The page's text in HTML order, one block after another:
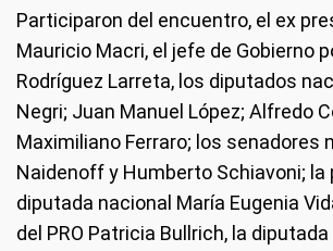
Participaron del encuentro, el ex
Mauricio Macri, el jefe de Gobierno
Rodríguez Larreta, los diputados
Negri; Juan Manuel López; Alfredo
Maximiliano Ferraro; los senadores
Naidenoff y Humberto Schiavoni; la
diputada nacional María Eugenia
del PRO Patricia Bullrich, la diputada